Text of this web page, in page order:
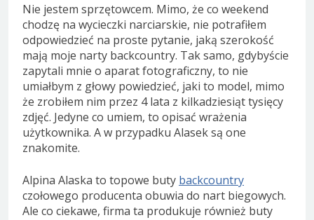
Nie jestem sprzętowcem. Mimo, że co weekend
chodzę na wycieczki narciarskie, nie potrafiłem
odpowiedzieć na proste pytanie, jaką szerokość
mają moje narty backcountry. Tak samo, gdybyście
zapytali mnie o aparat fotograficzny, to nie
umiałbym z głowy powiedzieć, jaki to model, mimo
że zrobiłem nim przez 4 lata z kilkadziesiąt tysięcy
zdjęć. Jedyne co umiem, to opisać wrażenia
użytkownika. A w przypadku Alasek są one
znakomite.
Alpina Alaska to topowe buty backcountry
czołowego producenta obuwia do nart biegowych.
Ale co ciekawe, firma ta produkuje również buty